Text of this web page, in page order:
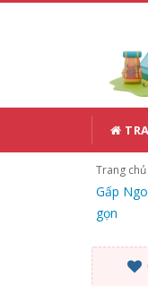
Trang chủ
Gấp
gọn